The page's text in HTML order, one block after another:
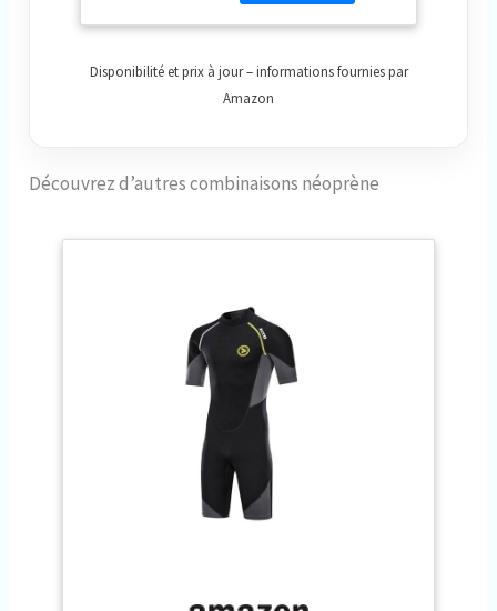
Disponibilité et prix à jour – informations fournies par
Amazon
Découvrez d’autres combinaisons néoprène